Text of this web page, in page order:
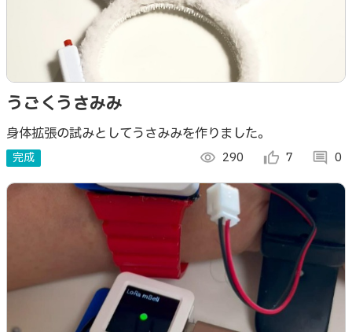
うごくうさみみ
身体拡張の試みとしてうさみみを作りました。
完成 visibility 290 thumb_up_alt 7 comment 0